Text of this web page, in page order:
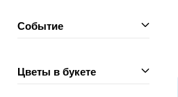
Событие
Цветы в букете